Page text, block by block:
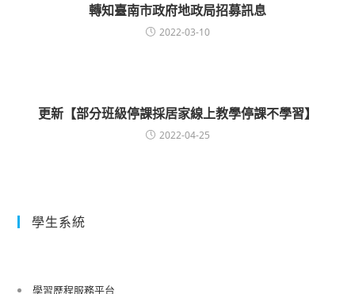
轉知臺南市政府地政局招募訊息
2022-03-10
更新【部分班級停課採居家線上教學停課不學習】
2022-04-25
學生系統
學習歷程服務平台